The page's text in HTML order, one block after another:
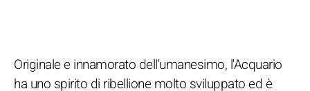
Originale e innamorato dell'umanesimo, l'Acquario
ha uno spirito di ribellione molto sviluppato ed è